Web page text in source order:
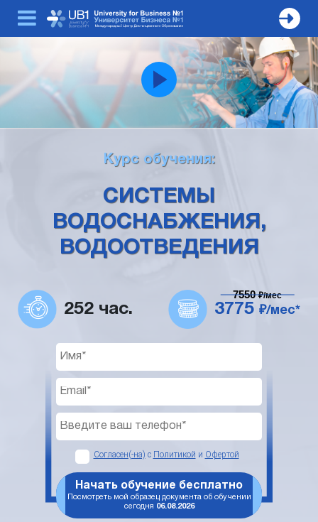
Курс обучения:
СИСТЕМЫ
ВОДОСНАБЖЕНИЯ,
ВОДООТВЕДЕНИЯ
252 час. 3775 ₽/мес*
7550₽/мес
Согласен(-на) с Политикой и Офертой
Начать обучение бесплатно
Посмотреть мой образец документа об обучении
сегодня 06.08.2026